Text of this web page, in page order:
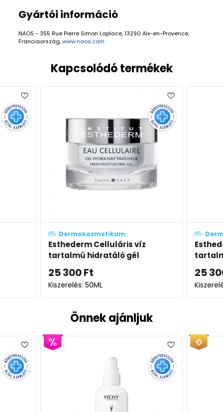
Gyártói információ
NAOS - 355 Rue Pierre Simon Laplace, 13290 Aix-en-Provence,
Franciaország,www.naos.com
Kapcsolódó termékek
Dermokozmetikum
Esthederm Celluláris víz
tartalmú hidratáló krém
25 300Ft
Kiszerelés: 50ML
33
Önnek ajánljuk